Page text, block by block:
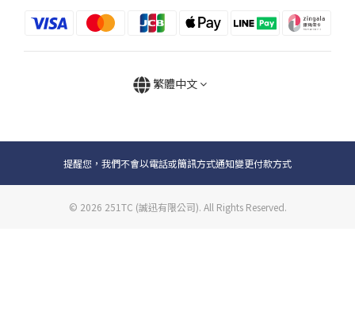
繁體中文
提醒您，我們不會以電話或簡訊方式通知變更付款方式
© 2026 251TC (誠迅有限公司). All Rights Reserved.